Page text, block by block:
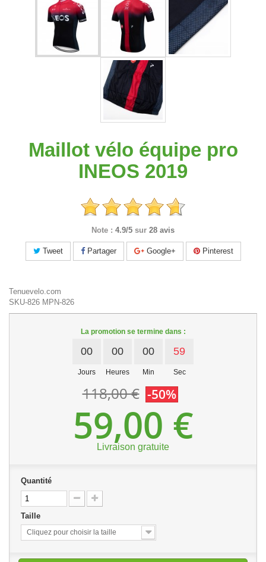
Maillot vélo équipe pro
INEOS 2019
Note : 4.9/5 sur 28 avis
Tweet Partager Google+ Pinterest
Tenuevelo.com
SKU-826 MPN-826
La promotion se termine dans :
00
Jours
00
Heures
00
Min
59
Sec
118,00 € -50%
59,00 €
Livraison gratuite
Quantité
Taille
Cliquez pour choisir la taille